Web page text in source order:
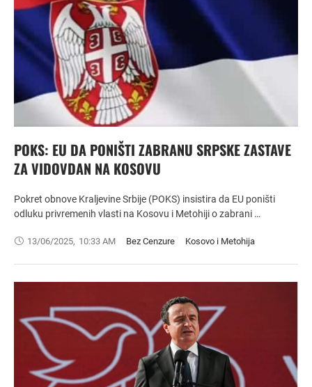
POKS: EU DA PONIŠTI ZABRANU SRPSKE ZASTAVE
ZA VIDOVDAN NA KOSOVU
Pokret obnove Kraljevine Srbije (POKS) insistira da EU poništi
odluku privremenih vlasti na Kosovu i Metohiji o zabrani …
13/06/2025, 10:33 AM Bez Cenzure Kosovo i Metohija